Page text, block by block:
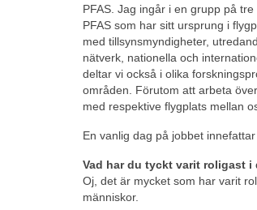
PFAS. Jag ingår i en grupp på
PFAS som har sitt ursprung i
med tillsynsmyndigheter,
nätverk, nationella och
deltar vi också i olika
områden. Förutom att arbeta
med respektive flygplats mellan
En vanlig dag på jobbet
Vad har du tyckt varit roligast
Oj, det är mycket som har varit
människor.